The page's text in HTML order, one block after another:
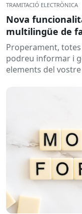
TRAMITACIÓ ELECTRÒNICA
Nova
multilingüe de
Properament,
podreu informar i
elements del